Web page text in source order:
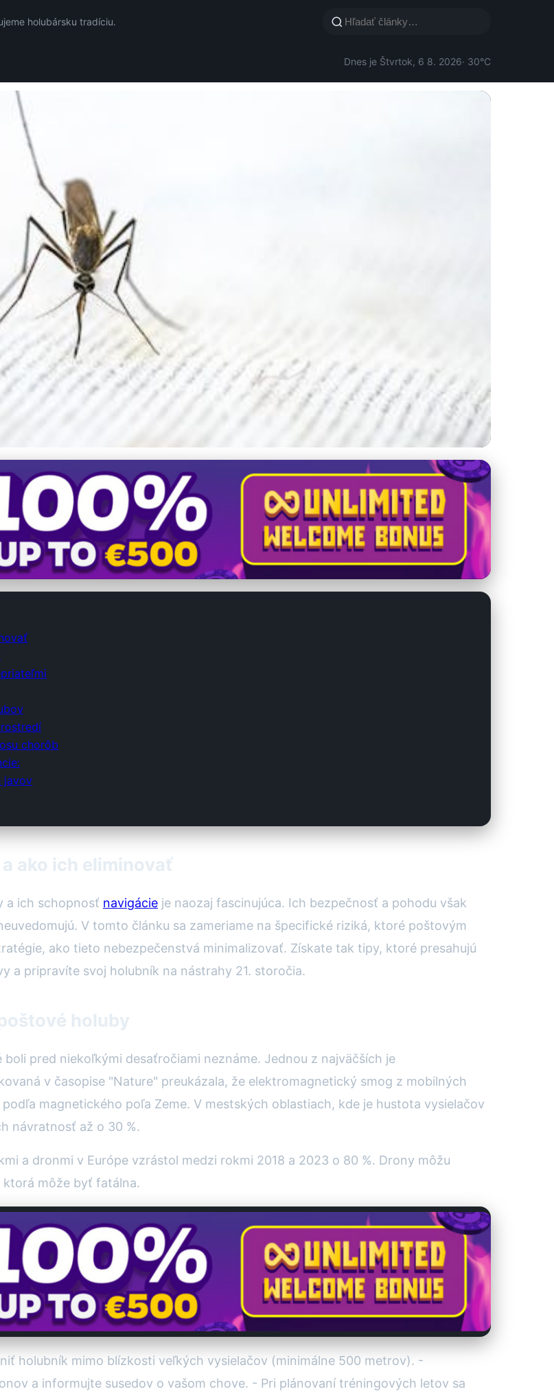
holubársku tradíciu.
Dnes je Štvrtok, 6 8. 2026· 30°C
pred mestskými hrozbami a
chorôb
javov
ako ich eliminovať
a ich schopnosť navigácie je naozaj fascinujúca. Ich bezpečnosť a pohodu však
V tomto článku sa zameriame na špecifické riziká, ktoré poštovým
ako tieto nebezpečenstvá minimalizovať. Získate tak tipy, ktoré presahujú
a pripravíte svoj holubník na nástrahy 21. storočia.
holuby
pred niekoľkými desaťročiami neznáme. Jednou z najväčších je
v časopise "Nature" preukázala, že elektromagnetický smog z mobilných
magnetického poľa Zeme. V mestských oblastiach, kde je hustota vysielačov
návratnosť až o 30 %.
a dronmi v Európe vzrástol medzi rokmi 2018 a 2023 o 80 %. Drony môžu
môže byť fatálna.
holubník mimo blízkosti veľkých vysielačov (minimálne 500 metrov). -
a informujte susedov o vašom chove. - Pri plánovaní tréningových letov sa